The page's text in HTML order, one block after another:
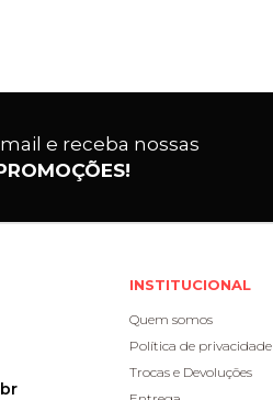
e receba nossas
INSTITUCIONAL
Quem somos
Política de privacidade
Trocas e Devoluções